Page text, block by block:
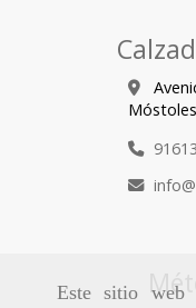
Este sitio web
info